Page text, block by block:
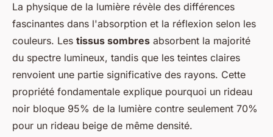
La physique de la lumière révèle des différences
fascinantes dans l'absorption et la réflexion selon les
couleurs. Les tissus sombres absorbent la majorité
du spectre lumineux, tandis que les teintes claires
renvoient une partie significative des rayons. Cette
propriété fondamentale explique pourquoi un rideau
noir bloque 95% de la lumière contre seulement 70%
pour un rideau beige de même densité.